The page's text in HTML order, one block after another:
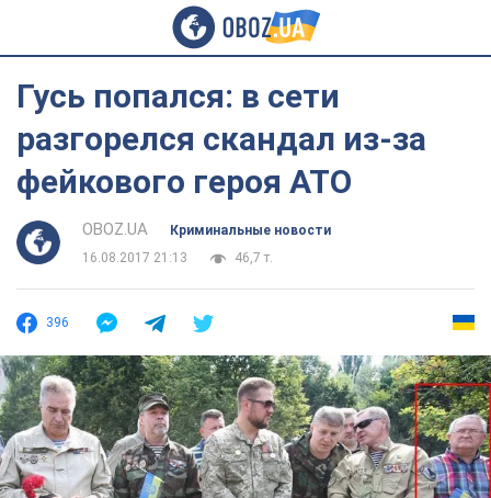
Гусь попался: в сети
разгорелся скандал из-за
фейкового героя АТО
OBOZ.UA
Криминальные новости
16.08.2017 21:13
46,7 т.
396